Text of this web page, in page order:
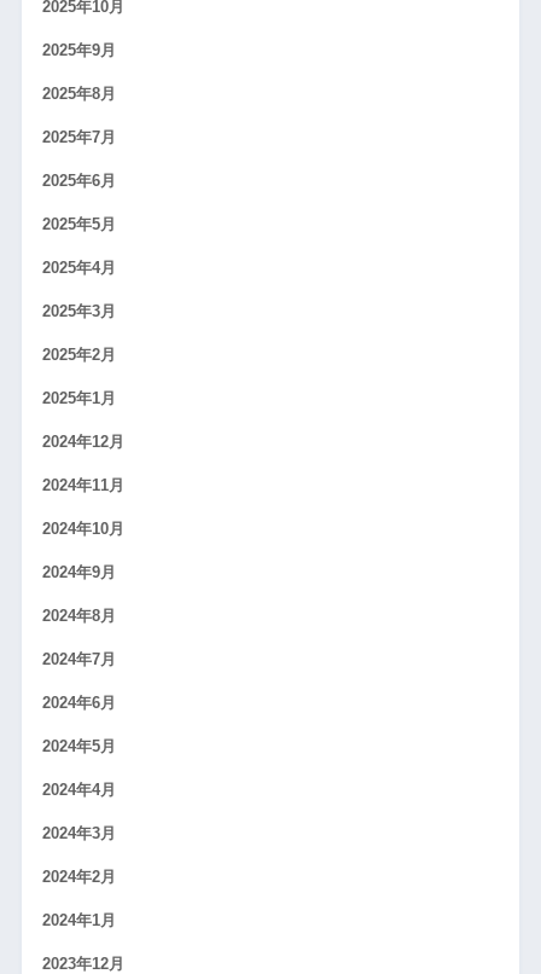
2025年10月
2025年9月
2025年8月
2025年7月
2025年6月
2025年5月
2025年4月
2025年3月
2025年2月
2025年1月
2024年12月
2024年11月
2024年10月
2024年9月
2024年8月
2024年7月
2024年6月
2024年5月
2024年4月
2024年3月
2024年2月
2024年1月
2023年12月